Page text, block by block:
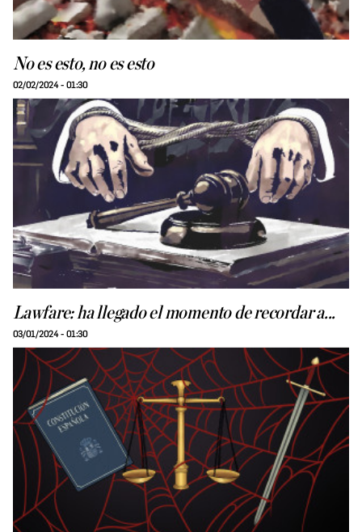
No es esto, no es esto
02/02/2024 - 01:30
Lawfare: ha llegado el momento de recordar a...
03/01/2024 - 01:30